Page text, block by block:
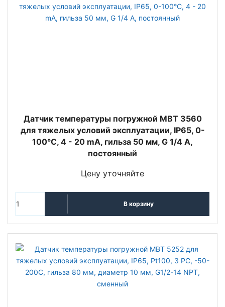
Датчик температуры погружной MBT 3560
для тяжелых условий эксплуатации, IP65, 0-
100°C, 4 - 20 mA, гильза 50 мм, G 1/4 A,
постоянный
Цену уточняйте
В корзину